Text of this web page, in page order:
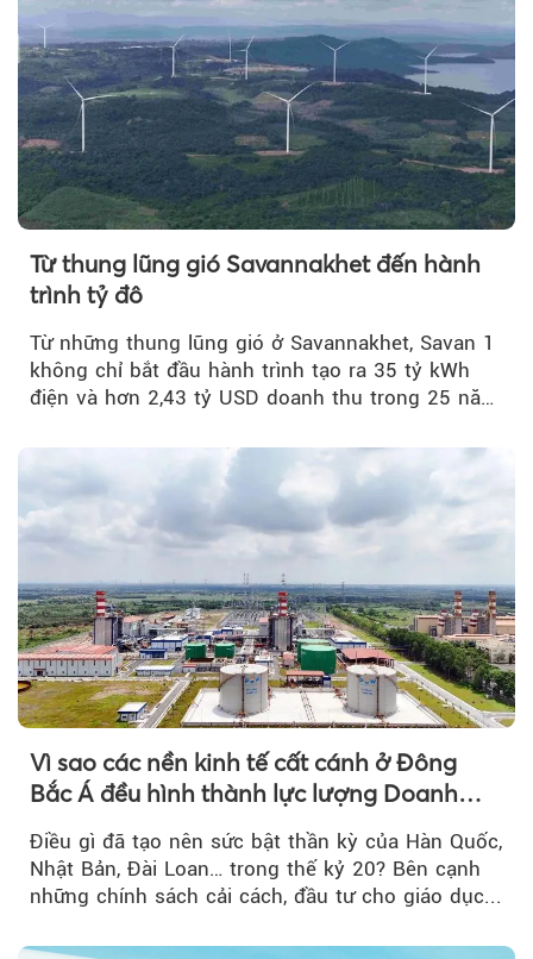
Từ thung lũng gió Savannakhet đến hành
trình tỷ đô
Từ những thung lũng gió ở Savannakhet, Savan 1
không chỉ bắt đầu hành trình tạo ra 35 tỷ kWh
điện và hơn 2,43 tỷ USD doanh thu trong 25 năm
Vì sao các nền kinh tế cất cánh ở Đông
Bắc Á đều hình thành lực lượng Doanh
Điều gì đã tạo nên sức bật thần kỳ của Hàn Quốc,
Nhật Bản, Đài Loan… trong thế kỷ 20? Bên cạnh
những chính sách cải cách, đầu tư cho giáo dục...